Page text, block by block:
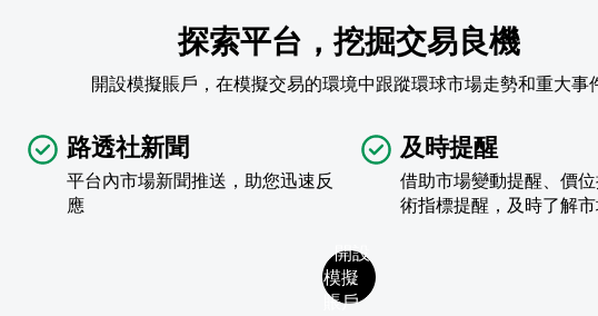
探索平台，挖掘交易良機
開設模擬賬戶，在模擬交易的環境中跟蹤環球市場走勢和重大事
路透社新聞
平台內市場新聞推送，助您迅速反
應
及時提醒
借助市場變動提醒、價
術指標提醒，及時了解